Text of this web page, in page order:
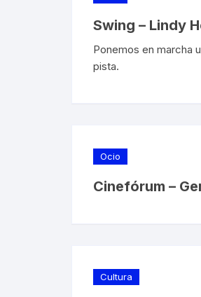
Swing – Lindy
Ponemos en marcha
pista.
Ocio
Cinefórum –
Cultura